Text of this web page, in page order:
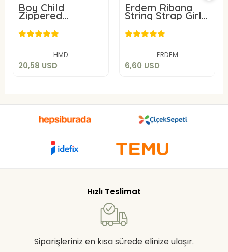
Boy Child
Zippered
Hooded Sweat
Suit 5033 HMD
YUPPI
HMD
20,58 USD
20,58 USD
Erdem Ribana
String Strap Girl
Child Tank Top
4055
ERDEM
6,60 USD
6,60 USD
Hızlı Teslimat
Siparişleriniz en kısa sürede elinize ulaşır.